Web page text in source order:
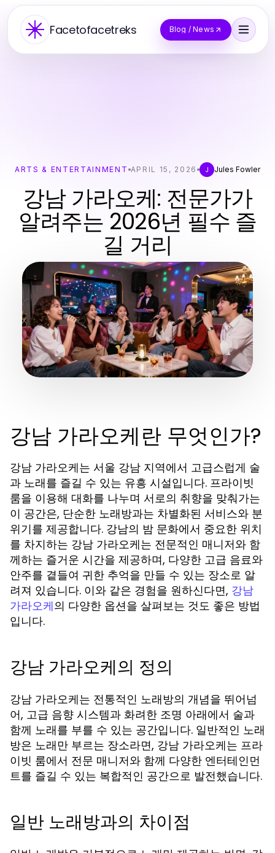
Facetofacetreks Blog / News
ARTS & ENTERTAINMENT APRIL 15, 2026 J Jules Fowler
강남 가라오케: 전문가가
알려주는 2026년 필수 즐
길 거리
강남 가라오케란 무엇인가?
강남 가라오케는 서울 강남 지역에서 고급스럽게 술
과 노래를 즐길 수 있는 유흥 시설입니다. 프라이빗
룸을 이용해 대화를 나누며 서로의 취향을 맞춰가는
이 공간은, 단순한 노래방과는 차별화된 서비스와 분
위기를 제공합니다. 강남의 밤 문화에서 중요한 위치
를 차지하는 강남 가라오케는 전문적인 매니저와 함
께하는 즐거운 시간을 제공하며, 다양한 고급 음료와
안주를 곁들여 귀한 추억을 만들 수 있는 장소로 알
려져 있습니다. 이와 같은 경험을 원하신다면, 강남
가라오케의 다양한 옵션을 살펴보는 것도 좋은 방법
입니다.
강남 가라오케의 정의
강남 가라오케는 전통적인 노래방의 개념을 뛰어넘
어, 고급 음향 시스템과 화려한 조명 아래에서 술과
함께 노래를 부를 수 있는 공간입니다. 일반적인 노래
방은 노래만 부르는 장소라면, 강남 가라오케는 프라
이빗 룸에서 전문 매니저와 함께 다양한 엔터테인먼
트를 즐길 수 있는 복합적인 공간으로 발전했습니다.
일반 노래방과의 차이점